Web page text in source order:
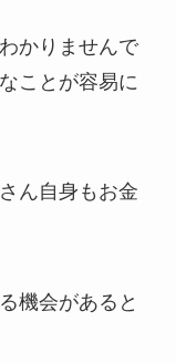
かりませんで
ことが容易に
ん自身もお金
機会があると